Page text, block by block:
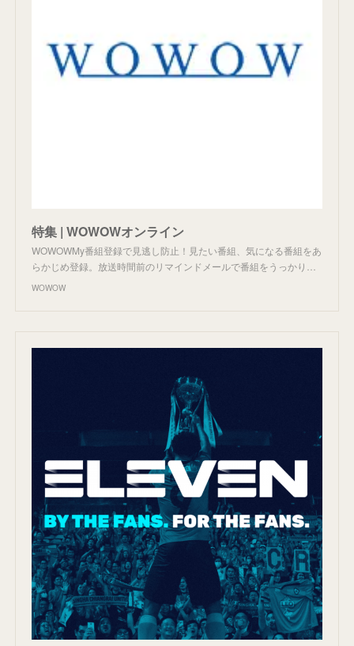
特集 | WOWOWオンライン
WOWOWMy番組登録で見逃し防止！見たい番組、気になる番組をあ
らかじめ登録。放送時間前のリマインドメールで番組をうっかり…
WOWOW